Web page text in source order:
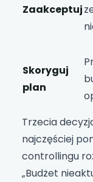
Zaakceptuj
Skoryguj
plan
Trzecia
najczęściej
controllingu
„Budżet